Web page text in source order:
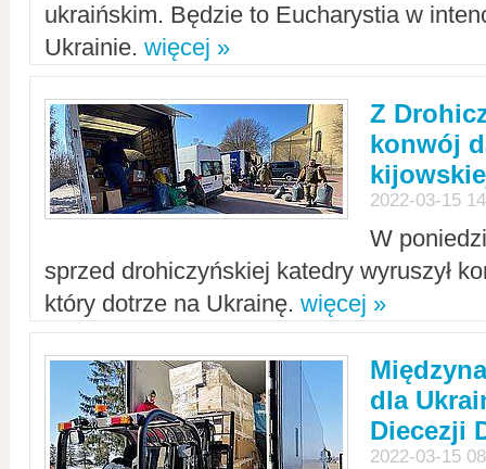
ukraińskim. Będzie to Eucharystia w
Ukrainie. więcej »
Z
konwój
2022-03-15
W
sprzed drohiczyńskiej katedry wyruszył
który dotrze na Ukrainę. więcej »
dla
Diecezji
2022-03-15